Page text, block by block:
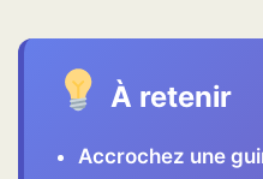
À retenir
Accrochez une